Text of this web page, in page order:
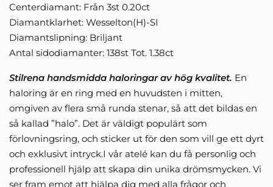
Centerdiamant: Från 3st 0.20ct
Diamantklarhet: Wesselton(H)-SI
Diamantslipning: Briljant
Antal sidodiamanter: 138st Tot. 1.38ct
Stilrena handsmidda haloringar av hög kvalitet. En
haloring är en ring med en huvudsten i mitten,
omgiven av flera små runda stenar, så att det bildas en
så kallad ”halo”. Det är väldigt populärt som
förlovningsring, och sticker ut för den som vill ge ett dyrt
och exklusivt intryck.I vår atelé kan du få personlig och
professionell hjälp att skapa din unika drömsmycken. Vi
ser fram emot att hjälpa dig med alla frågor och